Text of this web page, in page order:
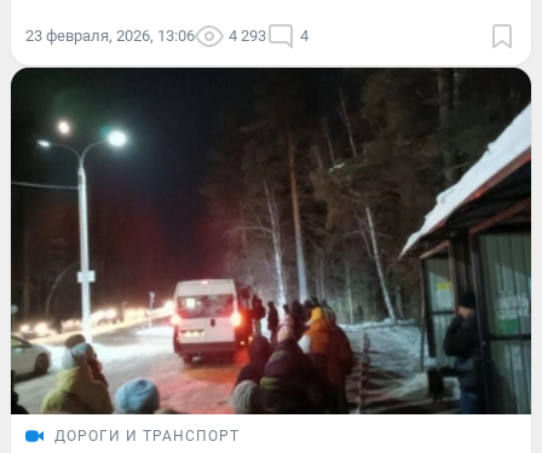
23 февраля, 2026, 13:06 4 293 4
ДОРОГИ И ТРАНСПОРТ